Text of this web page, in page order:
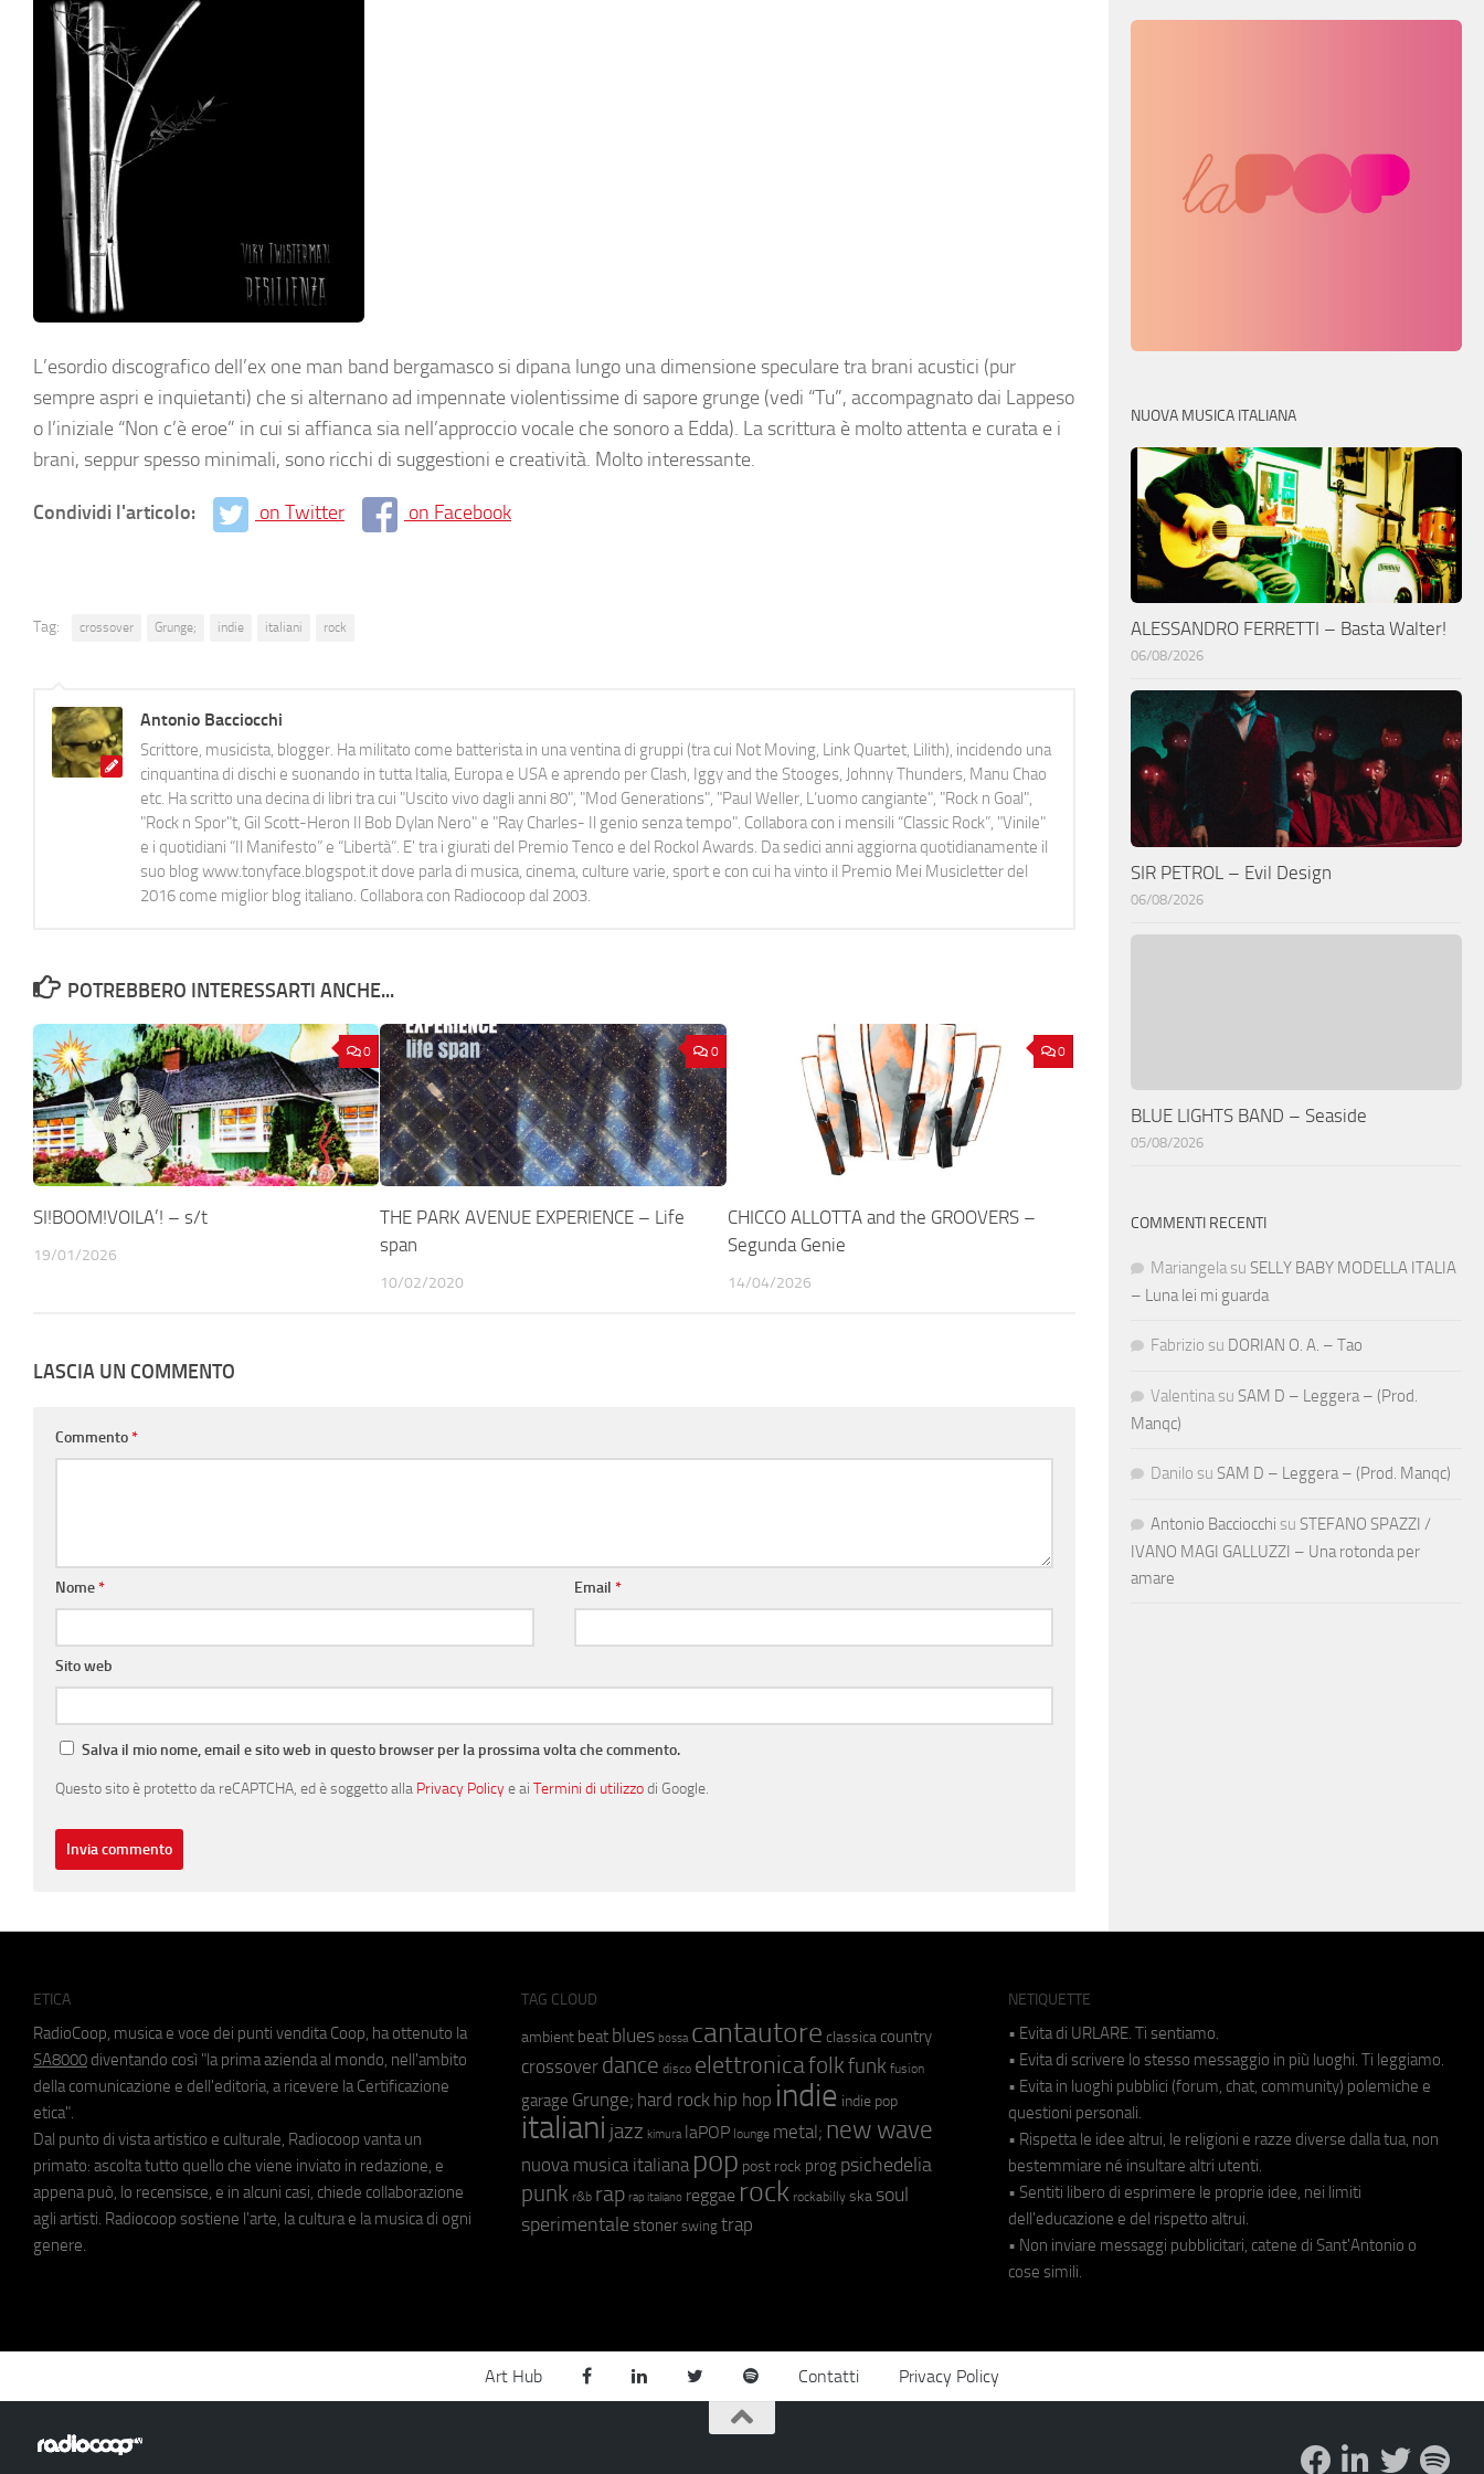
L’esordio discografico dell’ex one man band bergamasco si dipana lungo una dimensione speculare tra brani acustici (pur
sempre aspri e inquietanti) che si alternano ad impennate violentissime di sapore grunge (vedi “Tu”, accompagnato dai Lappeso
o l’iniziale “Non c’è eroe” in cui si affianca sia nell’approccio vocale che sonoro a Edda). La scrittura è molto attenta e curata e i
brani, seppur spesso minimali, sono ricchi di suggestioni e creatività. Molto interessante.
Condividi l'articolo: on Twitter on Facebook
Tag: crossover Grunge; indie italiani rock
Antonio Bacciocchi
Scrittore, musicista, blogger. Ha militato come batterista in una ventina di gruppi (tra cui Not Moving, Link Quartet, Lilith), incidendo una
cinquantina di dischi e suonando in tutta Italia, Europa e USA e aprendo per Clash, Iggy and the Stooges, Johnny Thunders, Manu Chao
etc. Ha scritto una decina di libri tra cui "Uscito vivo dagli anni 80", "Mod Generations", "Paul Weller, L’uomo cangiante", "Rock n Goal",
"Rock n Spor"t, Gil Scott-Heron Il Bob Dylan Nero" e "Ray Charles- Il genio senza tempo". Collabora con i mensili “Classic Rock”, "Vinile"
e i quotidiani “Il Manifesto” e “Libertà”. E' tra i giurati del Premio Tenco e del Rockol Awards. Da sedici anni aggiorna quotidianamente il
suo blog www.tonyface.blogspot.it dove parla di musica, cinema, culture varie, sport e con cui ha vinto il Premio Mei Musicletter del
2016 come miglior blog italiano. Collabora con Radiocoop dal 2003.
POTREBBERO INTERESSARTI ANCHE...
0
SI!BOOM!VOILA’! – s/t
19/01/2026
0
THE PARK AVENUE EXPERIENCE – Life
span
10/02/2020
0
CHICCO ALLOTTA and the GROOVERS –
Segunda Genie
14/04/2026
LASCIA UN COMMENTO
Commento*
Nome* Email*
Sito web
Salva il mio nome, email e sito web in questo browser per la prossima volta che commento.
Questo sito è protetto da reCAPTCHA, ed è soggetto alla Privacy Policye ai Termini di utilizzodi Google.
NUOVA MUSICA ITALIANA
ALESSANDRO FERRETTI – Basta Walter!
06/08/2026
SIR PETROL – Evil Design
06/08/2026
BLUE LIGHTS BAND – Seaside
05/08/2026
COMMENTI RECENTI
Mariangela su SELLY BABY MODELLA ITALIA
– Luna lei mi guarda
Fabrizio su DORIAN O. A. – Tao
Valentina su SAM D – Leggera – (Prod.
Manqc)
Danilo su SAM D – Leggera – (Prod. Manqc)
Antonio Bacciocchi su STEFANO SPAZZI /
IVANO MAGI GALLUZZI – Una rotonda per
amare
ETICA
RadioCoop, musica e voce dei punti vendita Coop, ha ottenuto la
SA8000 diventando così "la prima azienda al mondo, nell'ambito
della comunicazione e dell'editoria, a ricevere la Certificazione
etica".
Dal punto di vista artistico e culturale, Radiocoop vanta un
primato: ascolta tutto quello che viene inviato in redazione, e
appena può, lo recensisce, e in alcuni casi, chiede collaborazione
agli artisti. Radiocoop sostiene l'arte, la cultura e la musica di ogni
genere.
TAG CLOUD
ambient beat blues bossa cantautore classica country
crossover dance disco elettronicafolkfunk fusion
garage Grunge; hard rock hip hop indie indie pop
italiani jazz kimura laPOP lounge metal; new wave
nuova musica italiana pop post rock prog psichedelia
punk r&b rap rap italiano reggae rock rockabilly ska soul
sperimentale stoner swing trap
NETIQUETTE
• Evita di URLARE. Ti sentiamo.
• Evita di scrivere lo stesso messaggio in più luoghi. Ti leggiamo.
• Evita in luoghi pubblici (forum, chat, community) polemiche e
questioni personali.
• Rispetta le idee altrui, le religioni e razze diverse dalla tua, non
bestemmiare né insultare altri utenti.
• Sentiti libero di esprimere le proprie idee, nei limiti
dell'educazione e del rispetto altrui.
• Non inviare messaggi pubblicitari, catene di Sant'Antonio o
cose simili.
Art Hub Contatti Privacy Policy